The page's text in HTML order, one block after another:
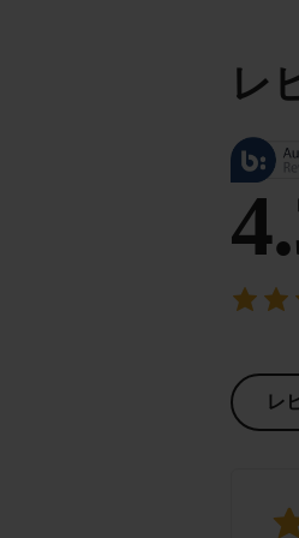
レ
レ